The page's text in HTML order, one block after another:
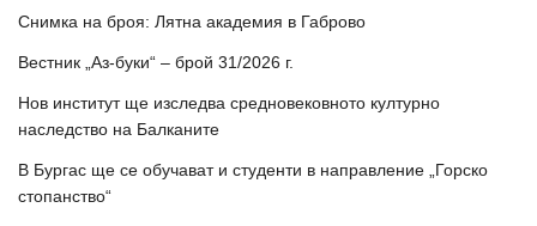
Снимка на броя: Лятна академия в Габрово
Вестник „Аз-буки“ – брой 31/2026 г.
Нов институт ще изследва средновековното културно
наследство на Балканите
В Бургас ще се обучават и студенти в направление „Горско
стопанство“